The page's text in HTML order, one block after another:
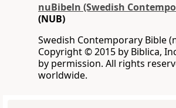
nuBibeln (Swedish
(NUB)
Swedish Contemporary Bible
Copyright © 2015 by Biblica,
by permission. All rights
worldwide.